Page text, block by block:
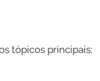
tópicos principais: